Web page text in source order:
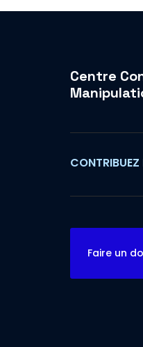
Centre
Faire un